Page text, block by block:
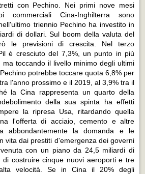
con Pechino. Nei primi nove mesi
commerciali Cina-Inghilterra sono
triennio Pechino ha investito in
di dollari. Sul boom della valuta del
le previsioni di crescita. Nel terzo
è cresciuto del 7,3%, un punto in più
ma toccando il livello minimo degli ultimi
potrebbe toccare quota 6,8% per
l'anno prossimo e il 2019, al 3,9% tra il
la Cina rappresenta un quarto della
della sua spinta ha effetti
la ripresa Usa, ritardando quella
l'offerta di acciaio, cemento e altre
abbondantemente la domanda e le
vita dai prestiti d'emergenza dei governi
con un piano da 24,5 miliardi di
di costruire cinque nuovi aeroporti e tre
velocità. Se in Cina il 20% degli